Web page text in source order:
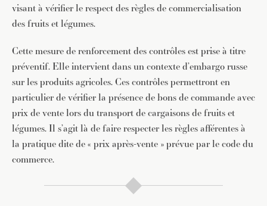
visant à vérifier le respect des règles de commercialisation
des fruits et légumes.
Cette mesure de renforcement des contrôles est prise à titre
préventif. Elle intervient dans un contexte d’embargo russe
sur les produits agricoles. Ces contrôles permettront en
particulier de vérifier la présence de bons de commande avec
prix de vente lors du transport de cargaisons de fruits et
légumes. Il s’agit là de faire respecter les règles afférentes à
la pratique dite de « prix après-vente » prévue par le code du
commerce.